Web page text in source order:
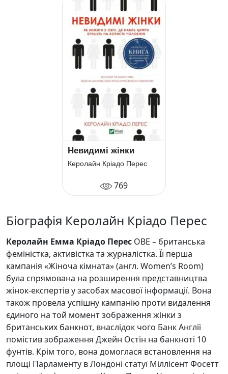
Невидимі жінки
Керолайн Кріадо Перес
769
Біографія Керолайн Кріадо Перес
Керолайн Емма Кріадо Перес OBE – британська
феміністка, активістка та журналістка. Її перша
кампанія «Жіноча кімната» (англ. Women’s Room)
була спрямована на розширення представництва
жінок-експертів у засобах масової інформації. Вона
також провела успішну кампанію проти видалення
єдиного на той момент зображення жінки з
британських банкнот, внаслідок чого Банк Англії
помістив зображення Джейн Остін на банкноті 10
фунтів. Крім того, вона домоглася встановлення на
площі Парламенту в Лондоні статуї Міллісент Фосетт